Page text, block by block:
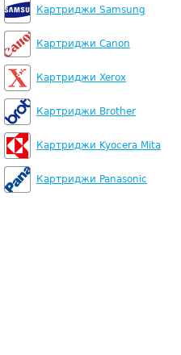
Картриджи Samsung
Картриджи Canon
Картриджи Xerox
Картриджи Brother
Картриджи Kyocera Mita
Картриджи Panasonic